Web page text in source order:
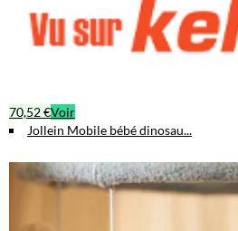
70,52 €Voir
Jollein Mobile bébé dinosau...